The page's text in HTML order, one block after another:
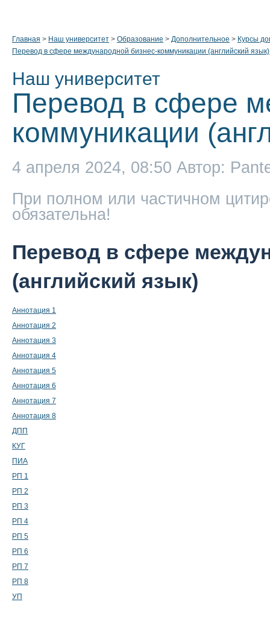
Главная > Наш университет > Образование > Дополнительное > Курсы
Перевод в сфере международной бизнес-коммуникации (английский язык)
Наш университет
Перевод в сфере
коммуникации
4 апреля 2024, 08:50 Автор:
При полном или частичном
обязательна!
Перевод в сфере
(английский язык)
Аннотация 1
Аннотация 2
Аннотация 3
Аннотация 4
Аннотация 5
Аннотация 6
Аннотация 7
Аннотация 8
ДПП
КУГ
ПИА
РП 1
РП 2
РП 3
РП 4
РП 5
РП 6
РП 7
РП 8
УП